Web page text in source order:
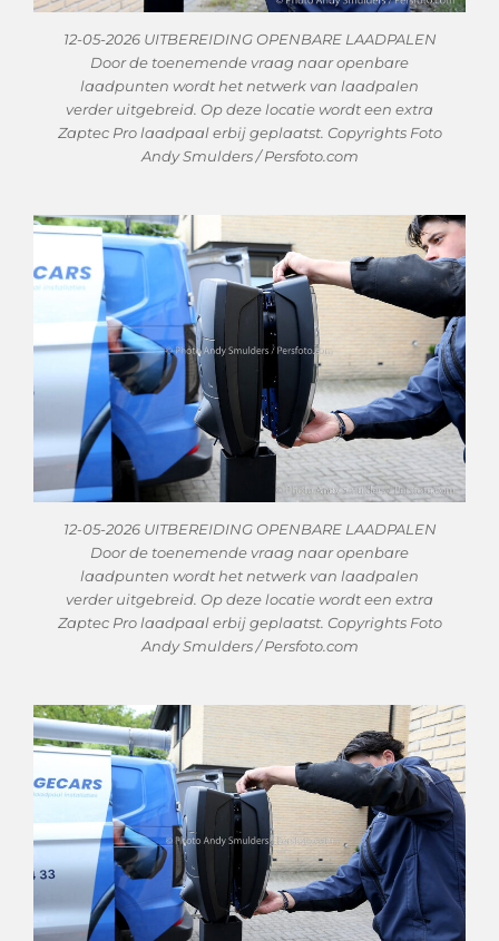
12-05-2026 UITBEREIDING OPENBARE LAADPALEN
Door de toenemende vraag naar openbare
laadpunten wordt het netwerk van laadpalen
verder uitgebreid. Op deze locatie wordt een extra
Zaptec Pro laadpaal erbij geplaatst. Copyrights Foto
Andy Smulders / Persfoto.com
12-05-2026 UITBEREIDING OPENBARE LAADPALEN
Door de toenemende vraag naar openbare
laadpunten wordt het netwerk van laadpalen
verder uitgebreid. Op deze locatie wordt een extra
Zaptec Pro laadpaal erbij geplaatst. Copyrights Foto
Andy Smulders / Persfoto.com